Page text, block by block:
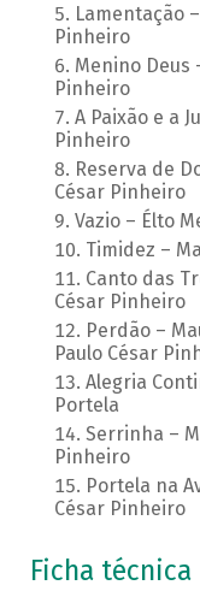
Lamentação
Pinheiro
Menino Deus
Pinheiro
A Paixão e a
Pinheiro
Reserva de
César Pinheiro
Vazio – Élto
Timidez –
Canto das
César Pinheiro
Perdão –
Paulo César
Alegria
Portela
Serrinha –
Pinheiro
Portela na
César Pinheiro
Ficha técnica